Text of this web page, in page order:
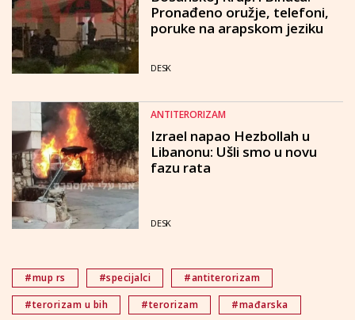
Pronađeno oružje, telefoni,
poruke na arapskom jeziku
DESK
ANTITERORIZAM
Izrael napao Hezbollah u
Libanonu: Ušli smo u novu
fazu rata
DESK
#mup rs #specijalci
#antiterorizam
#terorizam u bih
#terorizam
#mađarska